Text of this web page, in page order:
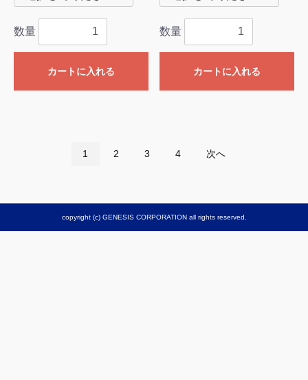
数量
カートに入れる
数量
カートに入れる
1 2 3 4 次へ
copyright (c) GENESIS CORPORATION all rights reserved.